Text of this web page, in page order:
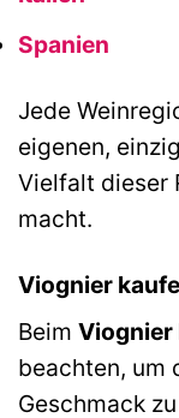
Spanien
Jede
eigenen,
Vielfalt dieser
macht.
Viognier
Beim Viognier
beachten, um
Geschmack